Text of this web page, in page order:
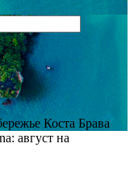
Коста Брава
август на